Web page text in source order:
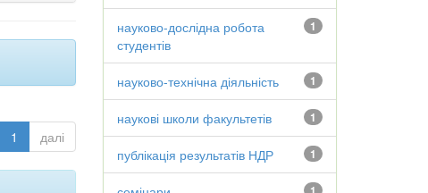
1 далі
1
науково-дослідна робота
студентів
1
науково-технічна діяльність
1
наукові школи факультетів
1
публікація результатів НДР